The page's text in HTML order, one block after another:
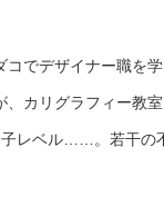
コでデザイナー職を
、カリグラフィー教
レベル……。若干の